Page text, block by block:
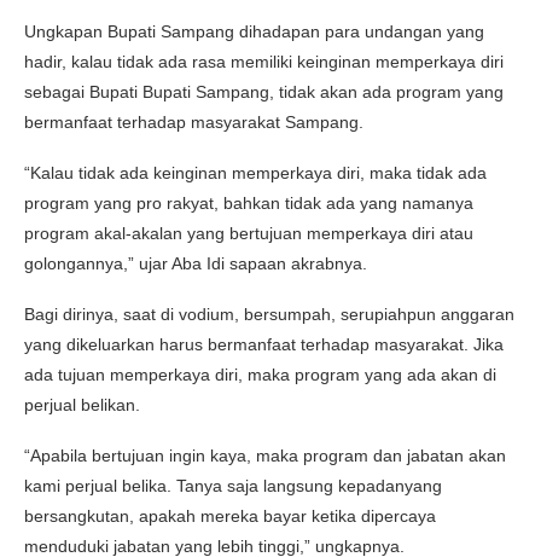
Ungkapan Bupati Sampang dihadapan para undangan yang
hadir, kalau tidak ada rasa memiliki keinginan memperkaya diri
sebagai Bupati Bupati Sampang, tidak akan ada program yang
bermanfaat terhadap masyarakat Sampang.
“Kalau tidak ada keinginan memperkaya diri, maka tidak ada
program yang pro rakyat, bahkan tidak ada yang namanya
program akal-akalan yang bertujuan memperkaya diri atau
golongannya,” ujar Aba Idi sapaan akrabnya.
Bagi dirinya, saat di vodium, bersumpah, serupiahpun anggaran
yang dikeluarkan harus bermanfaat terhadap masyarakat. Jika
ada tujuan memperkaya diri, maka program yang ada akan di
perjual belikan.
“Apabila bertujuan ingin kaya, maka program dan jabatan akan
kami perjual belika. Tanya saja langsung kepadanyang
bersangkutan, apakah mereka bayar ketika dipercaya
menduduki jabatan yang lebih tinggi,” ungkapnya.